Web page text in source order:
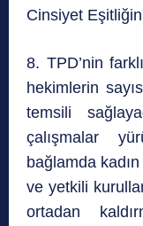
Cinsiyet
8. TPD’nin
hekimlerin
temsili
çalışmalar
bağlamda
ve yetkili
ortadan